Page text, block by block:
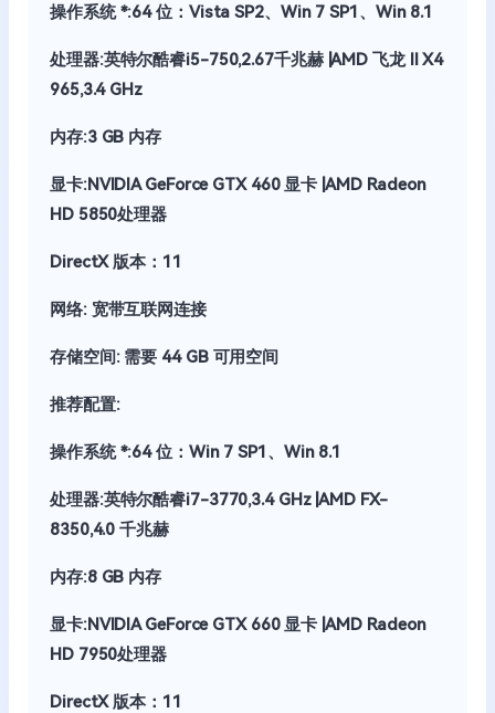
操作系统 *:64 位：Vista SP2、Win 7 SP1、Win 8.1
处理器:英特尔酷睿i5-750,2.67千兆赫 |AMD 飞龙 II X4
965,3.4 GHz
内存:3 GB 内存
显卡:NVIDIA GeForce GTX 460 显卡 |AMD Radeon
HD 5850处理器
DirectX 版本：11
网络: 宽带互联网连接
存储空间: 需要 44 GB 可用空间
推荐配置:
操作系统 *:64 位：Win 7 SP1、Win 8.1
处理器:英特尔酷睿i7-3770,3.4 GHz |AMD FX-
8350,4.0 千兆赫
内存:8 GB 内存
显卡:NVIDIA GeForce GTX 660 显卡 |AMD Radeon
HD 7950处理器
DirectX 版本：11